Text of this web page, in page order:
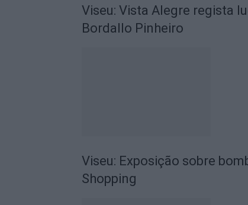
Viseu: Vista Alegre regista
Bordallo Pinheiro
Viseu: Exposição sobre
Shopping